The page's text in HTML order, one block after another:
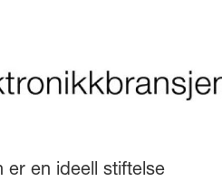
er en ideell stiftelse